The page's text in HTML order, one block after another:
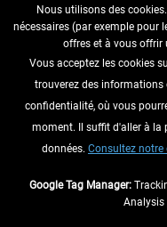
RENONCER AU CONTRAT
INFORMATIONS
NE MANQUEZ
Nous utilisons des
nécessaires (par exemple pour
offres et à vous offrir
Vous acceptez les cookies
trouverez des informations
confidentialité, où vous
moment. Il suffit d'aller à la
données. Consultez notre
Google Tag Manager:
Analysis